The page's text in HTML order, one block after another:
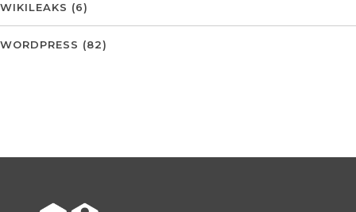
WIKILEAKS (6)
WORDPRESS (82)